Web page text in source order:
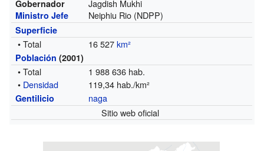
Gobernador
Ministro Jefe
Jagdish Mukhi
Neiphiu Rio (NDPP)
Superficie
• Total 16 527km²
Población (2001)
• Total
1 988 636 hab.
• Densidad 119,34 hab./km²
Gentilicio
naga
Sitio web oficial